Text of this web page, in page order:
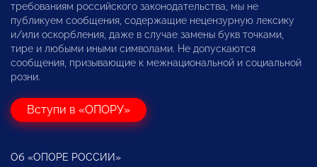
требованиям российского законодательства, мы не
публикуем сообщения, содержащие нецензурную лексику
и/или оскорбления, даже в случае замены букв точками,
тире и любыми иными символами. Не допускаются
сообщения, призывающие к межнациональной и социальной
розни.
Вступи в «ОПОРУ»
Об «ОПОРЕ РОССИИ»